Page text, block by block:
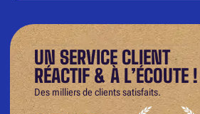
UN SERVICE CLIENT
RÉACTIF & À L’ÉCOUTE !
Des milliers de clients satisfaits.